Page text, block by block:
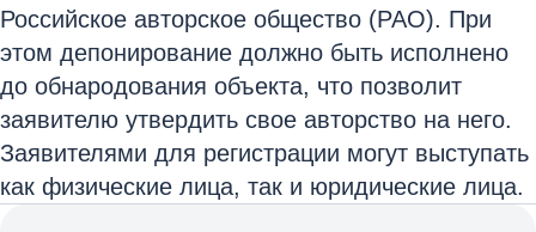
Российское авторское общество (РАО). При
этом депонирование должно быть исполнено
до обнародования объекта, что позволит
заявителю утвердить свое авторство на него.
Заявителями для регистрации могут выступать
как физические лица, так и юридические лица.